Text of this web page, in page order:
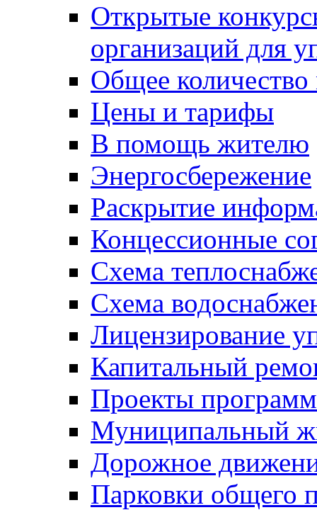
Открытые
организаций для
Общее
Цены и тарифы
В помощь жителю
Энергосбережение
Раскрытие
Концессионные
Схема
Схема
Лицензирование
Капитальный
Проекты программ
Муниципальный
Дорожное
Парковки общего